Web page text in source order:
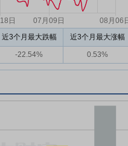
近3个月最大跌幅 近3个月最大涨幅
-22.54% 0.53%